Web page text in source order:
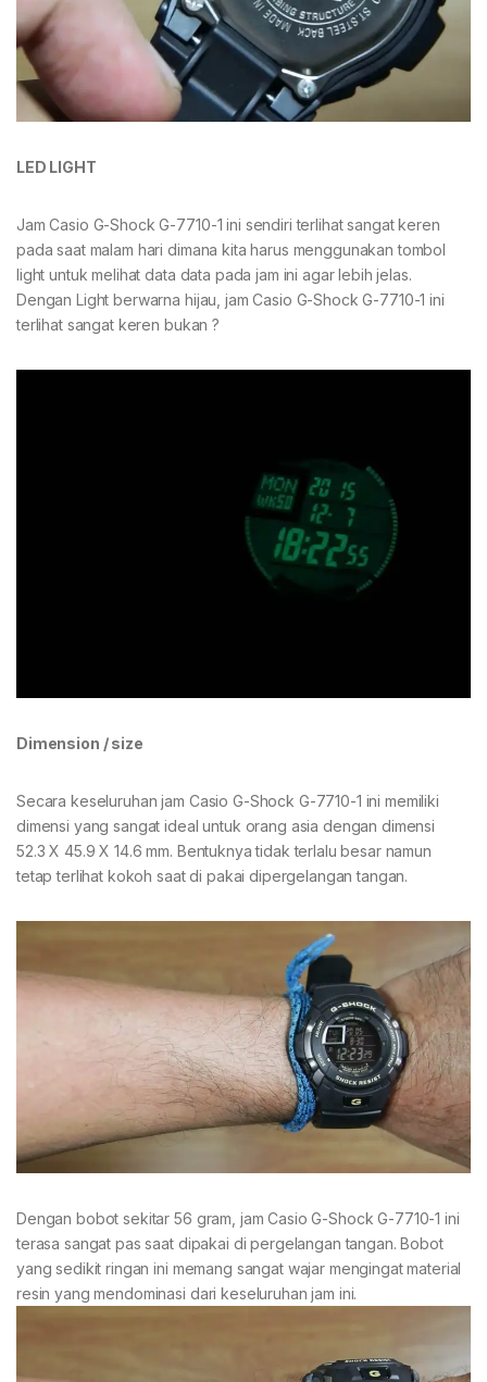
LED LIGHT
Jam Casio G-Shock G-7710-1 ini sendiri terlihat sangat keren
pada saat malam hari dimana kita harus menggunakan tombol
light untuk melihat data data pada jam ini agar lebih jelas.
Dengan Light berwarna hijau, jam Casio G-Shock G-7710-1 ini
terlihat sangat keren bukan ?
Dimension / size
Secara keseluruhan jam Casio G-Shock G-7710-1 ini memiliki
dimensi yang sangat ideal untuk orang asia dengan dimensi
52.3 X 45.9 X 14.6 mm. Bentuknya tidak terlalu besar namun
tetap terlihat kokoh saat di pakai dipergelangan tangan.
Dengan bobot sekitar 56 gram, jam Casio G-Shock G-7710-1 ini
terasa sangat pas saat dipakai di pergelangan tangan. Bobot
yang sedikit ringan ini memang sangat wajar mengingat material
resin yang mendominasi dari keseluruhan jam ini.